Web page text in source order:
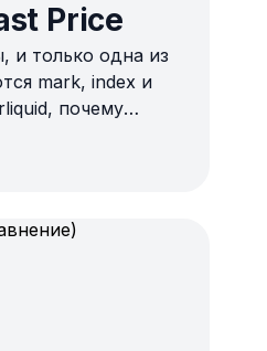
Price
и только одна из
mark, index и
почему
и как проверить